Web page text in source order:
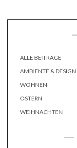
ALLE BEITRÄGE
AMBIENTE & DESIGN
WOHNEN
OSTERN
WEIHNACHTEN